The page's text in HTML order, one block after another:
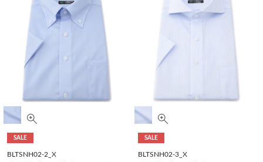
SALE
BLTSNH02-2_X
SALE
BLTSNH02-3_X